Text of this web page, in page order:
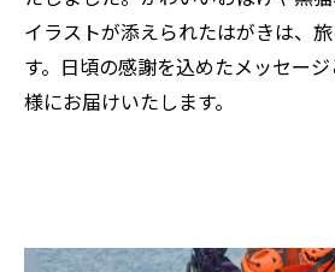
イラストが添えられたはがきは、
す。日頃の感謝を込めたメッセー
様にお届けいたします。